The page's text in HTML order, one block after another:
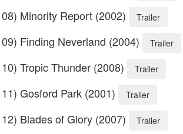
Minority Report (2002) Trailer
Finding Neverland (2004) Trailer
Tropic Thunder (2008) Trailer
Gosford Park (2001) Trailer
Blades of Glory (2007) Trailer